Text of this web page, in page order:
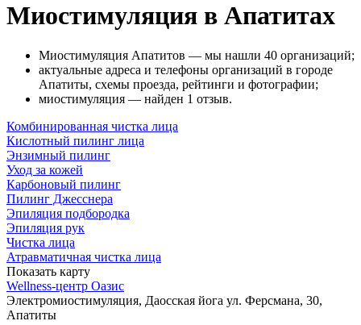
Миостимуляция в Апатитах
Миостимуляция Апатитов — мы нашли 40 организаций;
актуальные адреса и телефоны организаций в городе
Апатиты, схемы проезда, рейтинги и фотографии;
миостимуляция — найден 1 отзыв.
Комбинированная чистка лица
Кислотный пилинг лица
Энзимный пилинг
Уход за кожей
Карбоновый пилинг
Пилинг Джесснера
Эпиляция подбородка
Эпиляция рук
Чистка лица
Атравматичная чистка лица
Показать карту
Wellness-центр Оазис
Электромиостимуляция, Даосская йога ул. Ферсмана, 30,
Апатиты